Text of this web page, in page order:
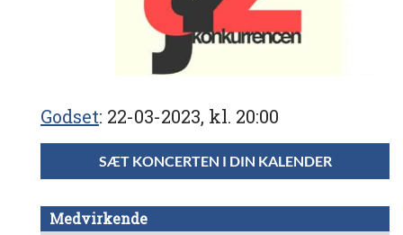
Godset 22-03-2023, kl. 20:00
SÆT KONCERTEN I DIN KALENDER
Medvirkende